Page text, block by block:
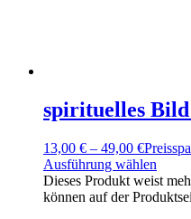
spirituelles
13,00 € – 49,00 €
Ausführung wählen
Dieses Produkt weist
können auf der